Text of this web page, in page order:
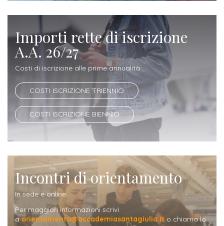
un
nostro
studente
ORIENTAMENTO
Sbocchi
Richiedi
Informazioni
Iscriviti
alla
Importi rette di iscrizione
A.A. 26/27
Costi di iscrizione alle prime annualità
COSTI ISCRIZIONE TRIENNIO
COSTI ISCRIZIONE BIENNIO
Incontri di orientamento
In sede e online
Per maggiori informazioni scrivi
aorientamento@accademiasantagiulia.it o chiama lo